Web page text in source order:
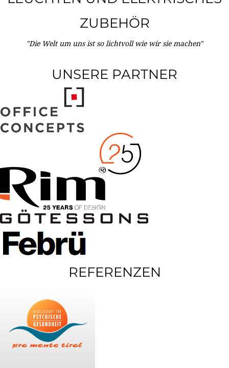
ZUBEHÖR
"Die Welt um uns ist so lichtvoll wie wir sie machen"
UNSERE PARTNER
REFERENZEN